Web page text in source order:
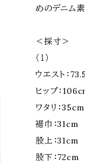
めのデニム素
＜採寸＞
（１）
ウエスト：
ヒップ：
ワタリ：35cm
裾巾：31cm
股上：31cm
股下：72cm